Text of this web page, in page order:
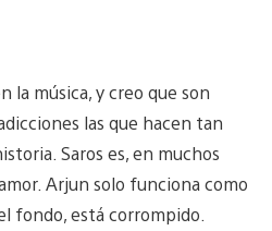
la música, y creo que son
las que hacen tan
Saros es, en muchos
Arjun solo funciona como
fondo, está corrompido.